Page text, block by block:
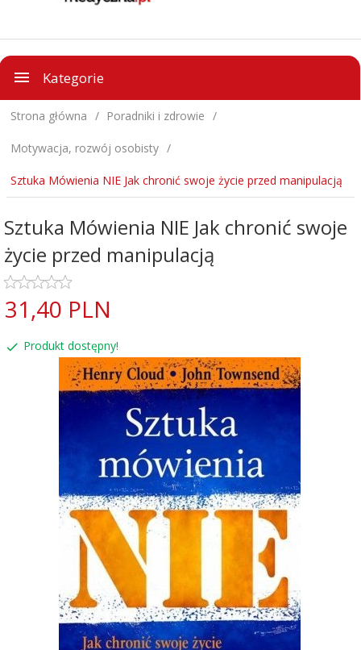
Kategorie
Strona główna Poradniki i zdrowie
Motywacja, rozwój osobisty
Sztuka Mówienia NIE Jak chronić swoje życie przed manipulacją
Sztuka Mówienia NIE Jak chronić swoje
życie przed manipulacją
31,40 PLN
Produkt dostępny!